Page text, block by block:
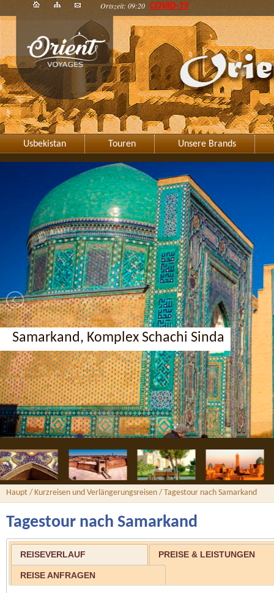
Ortszeit: 09:20 COVID-19
Usbekistan Touren Unsere Brands
Samarkand, Komplex Schachi Sinda
Haupt / Kurzreisen und Verlängerungsreisen / Tagestour nach Samarkand
Tagestour nach Samarkand
REISEVERLAUF PREISE & LEISTUNGEN
REISE ANFRAGEN